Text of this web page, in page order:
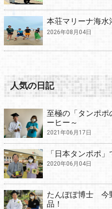
本荘マリーナ海水
2026年08月04日
人気の日記
至極の「タンポポ
ーヒー～
2021年06月17日
「日本タンポポ
2020年06月04日
たんぽぽ博士 今
品！